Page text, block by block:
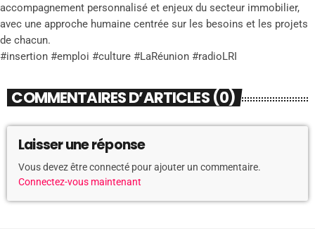
accompagnement personnalisé et enjeux du secteur immobilier,
avec une approche humaine centrée sur les besoins et les projets
de chacun.
#insertion #emploi #culture #LaRéunion #radioLRI
COMMENTAIRES D’ARTICLES (0)
Laisser une réponse
Vous devez être connecté pour ajouter un commentaire.
Connectez-vous maintenant